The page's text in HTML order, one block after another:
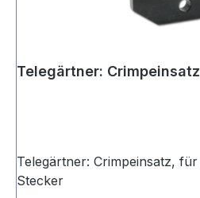
Telegärtner: Crimpeinsatz
Telegärtner: Crimpeinsatz, für ST/SC POF und IP67
Stecker